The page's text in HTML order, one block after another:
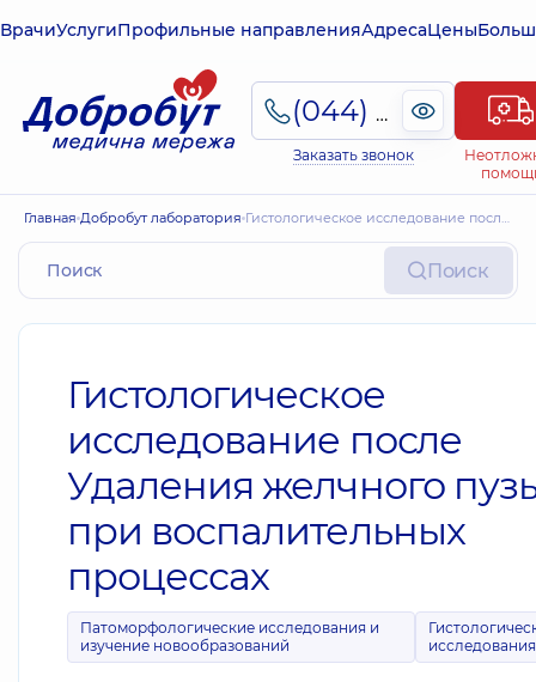
ВрачиУслугиПрофильные направленияАдресаЦены
(044) 495-2-888
Заказать звонок
Главная Добробут лаборатория Гистологическое исследование после Удаления желчного пузыря при воспалительных процессах
Поиск
Гистологическое
исследование после
Удаления желчного
при воспалительных
процессах
Патоморфологические исследования и
изучение новообразований
исследования